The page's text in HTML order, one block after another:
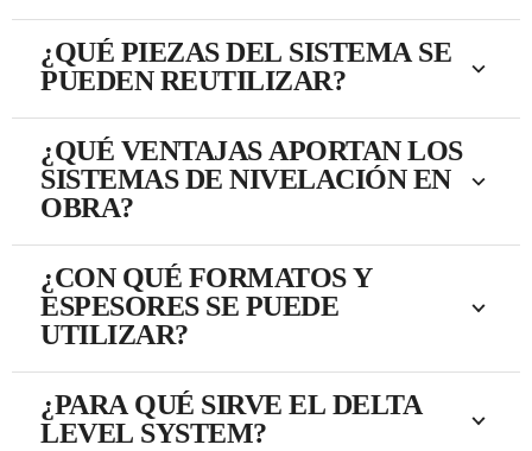
¿QUÉ PIEZAS DEL SISTEMA SE
PUEDEN REUTILIZAR?
¿QUÉ VENTAJAS APORTAN LOS
SISTEMAS DE NIVELACIÓN EN
OBRA?
¿CON QUÉ FORMATOS Y
ESPESORES SE PUEDE
UTILIZAR?
¿PARA QUÉ SIRVE EL DELTA
LEVEL SYSTEM?